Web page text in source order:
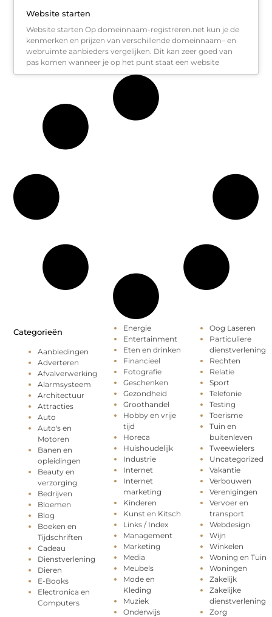
Website starten
Website starten Op domeinnaam-registreren.net kun je de
kenmerken en prijzen van verschillende domeinnaam– en
webruimte aanbieders vergelijken. Dit kan zeer goed van
pas komen wanneer je op het punt staat een website
Categorieën
Aanbiedingen
Adverteren
Afvalverwerking
Alarmsysteem
Architectuur
Attracties
Auto
Auto's en
Motoren
Banen en
opleidingen
Beauty en
verzorging
Bedrijven
Bloemen
Blog
Boeken en
Tijdschriften
Cadeau
Dienstverlening
Dieren
E-Books
Electronica en
Computers
Energie
Entertainment
Eten en drinken
Financieel
Fotografie
Geschenken
Gezondheid
Groothandel
Hobby en vrije
tijd
Horeca
Huishoudelijk
Industrie
Internet
Internet
marketing
Kinderen
Kunst en Kitsch
Links / Index
Management
Marketing
Media
Meubels
Mode en
Kleding
Muziek
Onderwijs
Oog Laseren
Particuliere
dienstverlening
Rechten
Relatie
Sport
Telefonie
Testing
Toerisme
Tuin en
buitenleven
Tweewielers
Uncategorized
Vakantie
Verbouwen
Verenigingen
Vervoer en
transport
Webdesign
Wijn
Winkelen
Woning en Tuin
Woningen
Zakelijk
Zakelijke
dienstverlening
Zorg